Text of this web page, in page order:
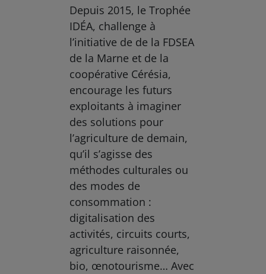
Depuis 2015, le Trophée
IDÉA, challenge à
l’initiative de de la FDSEA
de la Marne et de la
coopérative Cérésia,
encourage les futurs
exploitants à imaginer
des solutions pour
l’agriculture de demain,
qu’il s’agisse des
méthodes culturales ou
des modes de
consommation :
digitalisation des
activités, circuits courts,
agriculture raisonnée,
bio, œnotourisme… Avec